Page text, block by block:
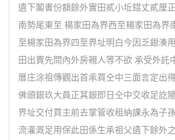
遺下鬮書份額餘外實田貳小坵錯丈貳厘
南勢尾東至 楊家田為界西至楊家田為界
至楊家田為界四至界址明白今因乏銀湊
田出賣先問內外房親人等不欲 承受外託
厝庄涂祖傳觀出首承買仝中三面言定出
佛頭銀玖大員正其銀即日仝中交收足訖
界址交付買主前去掌管收租納課永為子
流灌溉足用保此田係生承祖父遺下餘外